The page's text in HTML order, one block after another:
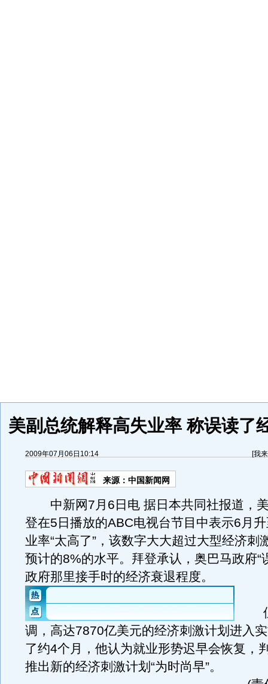
美副总统解释高失业率 称误读了
2009年07月06日10:14 [我
来源： 中国新闻网
中新网7月6日电 据日本共同社报道，
登在5日播放的ABC电视台节目中表示6月
业率“太高了”，该数字大大超过大型经济刺
预计的8%的水平。拜登承认，奥巴马政府“
政府那里接手时的经济衰退程度。
但
调，高达7870亿美元的经济刺激计划进入
了约4个月，他认为就业形势迟早会恢复，
推出新的经济刺激计划“为时尚早”。